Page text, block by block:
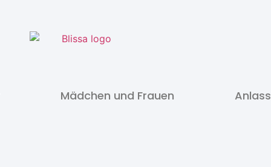
Mädchen und Frauen Anlass